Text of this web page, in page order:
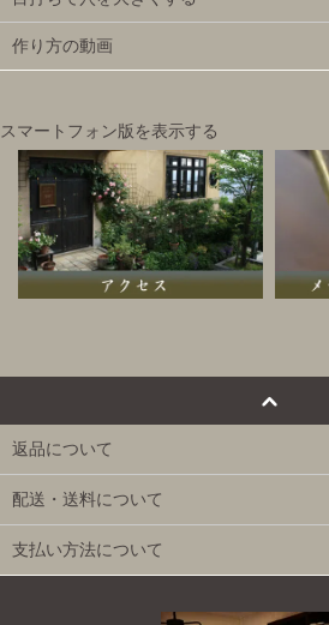
作り方の動画
スマートフォン版を表示する
返品について
配送・送料について
支払い方法について